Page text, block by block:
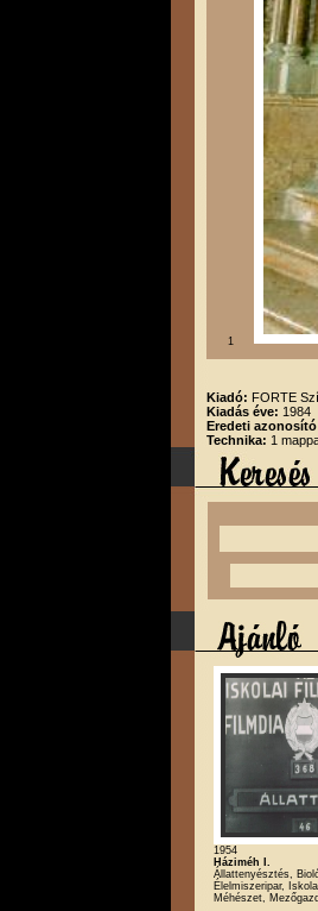
1
Kiadó: FORTE
Kiadás éve: 1984
Eredeti
Technika: 1
1954
Háziméh I.
Állattenyésztés,
Élelmiszeripar,
Méhészet,